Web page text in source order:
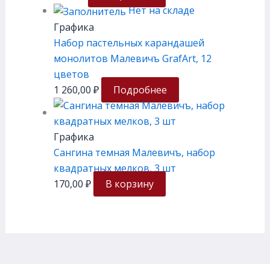
Нет на складе
Графика
Набор пастельных карандашей
монолитов Малевичъ GrafArt, 12
цветов
1 260,00 ₽ Подробнее
Графика
Сангина темная Малевичъ, набор
квадратных мелков, 3 шт
170,00 ₽ В корзину